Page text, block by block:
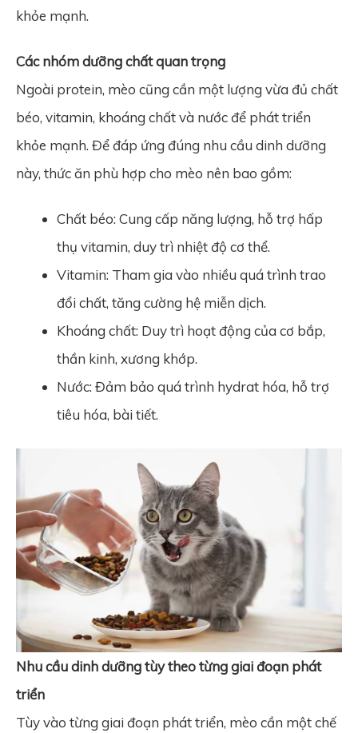
khỏe mạnh.
Các nhóm dưỡng chất quan trọng
Ngoài protein, mèo cũng cần một lượng vừa đủ chất
béo, vitamin, khoáng chất và nước để phát triển
khỏe mạnh. Để đáp ứng đúng nhu cầu dinh dưỡng
này, thức ăn phù hợp cho mèo nên bao gồm:
Chất béo: Cung cấp năng lượng, hỗ trợ hấp
thụ vitamin, duy trì nhiệt độ cơ thể.
Vitamin: Tham gia vào nhiều quá trình trao
đổi chất, tăng cường hệ miễn dịch.
Khoáng chất: Duy trì hoạt động của cơ bắp,
thần kinh, xương khớp.
Nước: Đảm bảo quá trình hydrat hóa, hỗ trợ
tiêu hóa, bài tiết.
Nhu cầu dinh dưỡng tùy theo từng giai đoạn phát
triển
Tùy vào từng giai đoạn phát triển, mèo cần một chế